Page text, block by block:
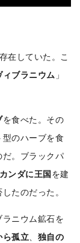
在していた。こ
ィブラニウム 」
を食べた。その
のハーブを食
。 ブラックパ
ンダに王国 を建
たのだった。
ニウム鉱石を
ら孤立
独自の